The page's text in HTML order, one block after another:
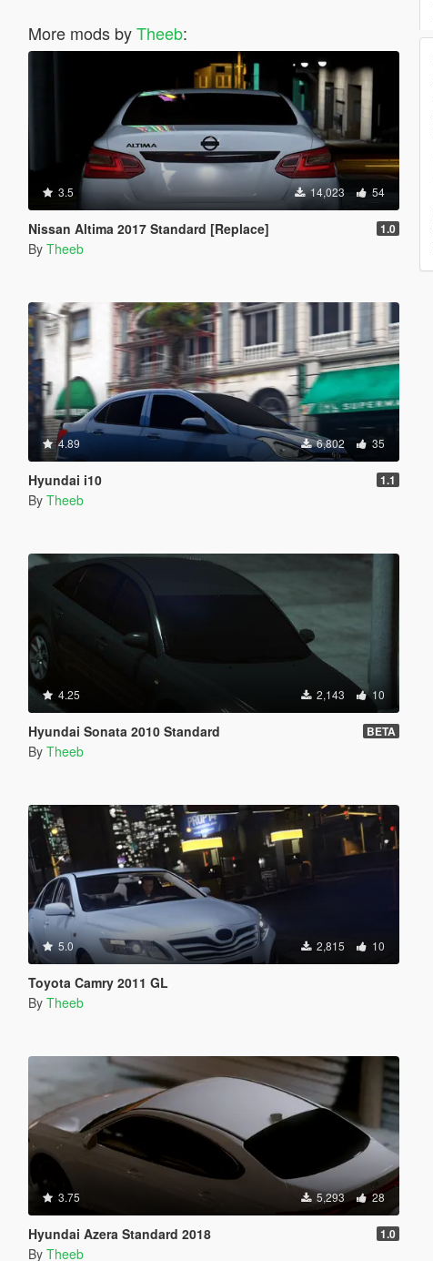
More mods byTheeb:
3.5 14,023 54
Nissan Altima 2017 Standard [Replace] 1.0
By Theeb
4.89 6,802 35
Hyundai i10 1.1
By Theeb
4.25 2,143 10
Hyundai Sonata 2010 Standard BETA
By Theeb
5.0 2,815 10
Toyota Camry 2011 GL
By Theeb
3.75 5,293 28
Hyundai Azera Standard 2018 1.0
By Theeb